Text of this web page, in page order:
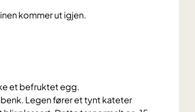
kommer ut igjen.
et befruktet egg.
Legen fører et tynt kateter